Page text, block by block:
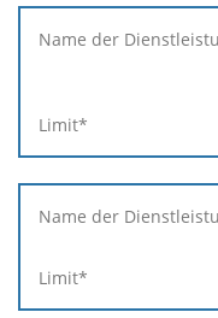
Name der
Limit*